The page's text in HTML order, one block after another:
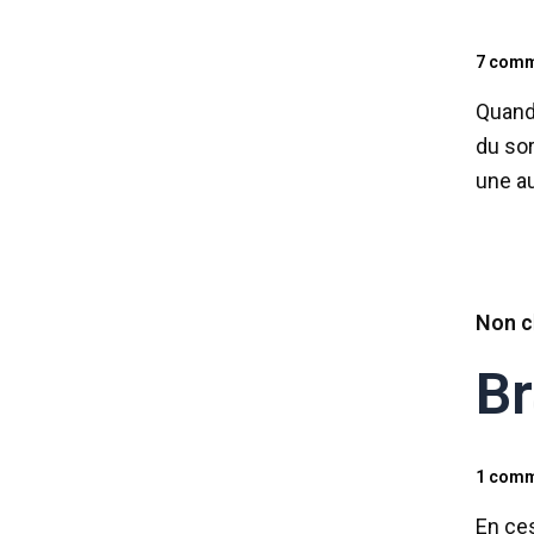
7
du
une
Non
1
En